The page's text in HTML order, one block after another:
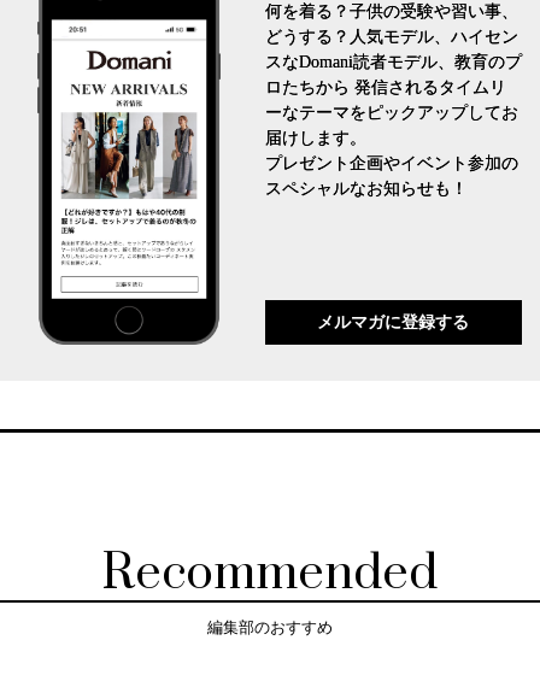
何を着る？子供の受験や習い事、
どうする？人気モデル、ハイセン
スなDomani読者モデル、教育のプ
ロたちから 発信されるタイムリ
ーなテーマをピックアップしてお
届けします。
プレゼント企画やイベント参加の
スペシャルなお知らせも！
メルマガに登録する
Recommended
編集部のおすすめ